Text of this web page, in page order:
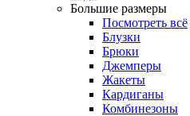
Большие размеры
Посмотреть всё
Блузки
Брюки
Джемперы
Жакеты
Кардиганы
Комбинезоны